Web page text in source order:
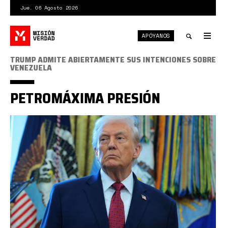
contenido
principal
Jue. 06 Agosto 2026
Toggle
APÓYANOS
Trump
Petróleo.jpg
TRUMP ADMITE ABIERTAMENTE SUS INTENCIONES SOBRE
VENEZUELA
PETROMÁXIMA PRESIÓN